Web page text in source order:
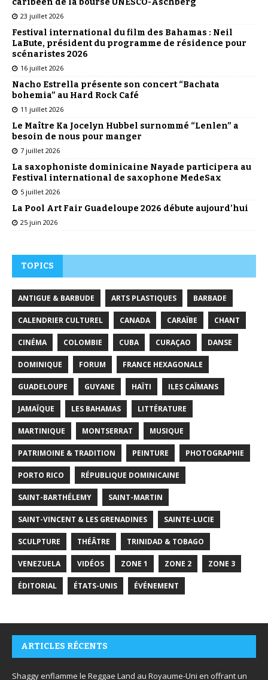
23 juillet 2026
Festival international du film des Bahamas : Neil
LaBute, président du programme de résidence pour
scénaristes 2026
16 juillet 2026
Nacho Estrella présente son concert “Bachata
bohemia” au Hard Rock Café
11 juillet 2026
Le Maître Ka Jocelyn Hubbel surnommé “Lenlen” a
besoin de nous pour manger
7 juillet 2026
La saxophoniste dominicaine Nayade participera au
Festival international de saxophone MedeSax
5 juillet 2026
La Pool Art Fair Guadeloupe 2026 débute aujourd’hui
25 juin 2026
TOPICS
ANTIGUE & BARBUDE ARTS PLASTIQUES BARBADE
CALENDRIER CULTUREL CANADA CARAÏBE CHANT
CINÉMA COLOMBIE CUBA CURAÇAO DANSE
DOMINIQUE FORUM FRANCE HEXAGONALE
GUADELOUPE GUYANE HAÏTI ILES CAÏMANS
JAMAÏQUE LES BAHAMAS LITTÉRATURE
MARTINIQUE MONTSERRAT MUSIQUE
PATRIMOINE & TRADITION PEINTURE PHOTOGRAPHIE
PORTO RICO RÉPUBLIQUE DOMINICAINE
SAINT-BARTHÉLEMY SAINT-MARTIN
SAINT-VINCENT & LES GRENADINES SAINTE-LUCIE
SCULPTURE THÉÂTRE TRINIDAD & TOBAGO
VENEZUELA VIDÉOS ZONE 1 ZONE 2 ZONE 3
ÉDITORIAL ÉTATS-UNIS ÉVÉNEMENT
ARTICLES RÉCENTS
Shaggy enflamme le Reggae Land au Royaume-Uni en offrant un